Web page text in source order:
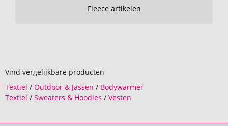
Fleece artikelen
Vind vergelijkbare producten
Textiel / Outdoor & Jassen / Bodywarmer
Textiel / Sweaters & Hoodies / Vesten